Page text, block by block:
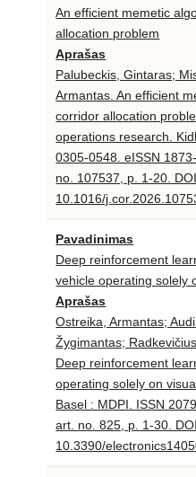
An efficient memetic
allocation problem
Aprašas
Palubeckis, Gintaras;
Armantas. An efficient
corridor allocation
operations research.
0305-0548. eISSN
no. 107537, p. 1-20.
10.1016/
Pavadinimas
Deep reinforcement
vehicle operating solely
Aprašas
Ostreika, Armantas;
Žygimantas;
Deep reinforcement
operating solely on
Basel : MDPI. ISSN
art. no. 825, p. 1-30.
10.3390/